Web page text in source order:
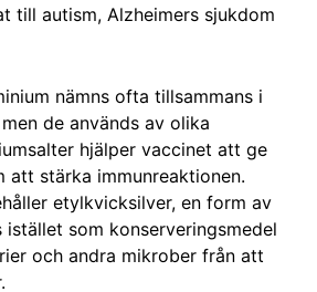
till autism, Alzheimers sjukdom
nämns ofta tillsammans i
de används av olika
hjälper vaccinet att ge
att stärka immunreaktionen.
etylkvicksilver, en form av
istället som konserveringsmedel
och andra mikrober från att